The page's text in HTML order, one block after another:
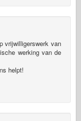
vrijwilligerswerk van
werking van de
helpt!